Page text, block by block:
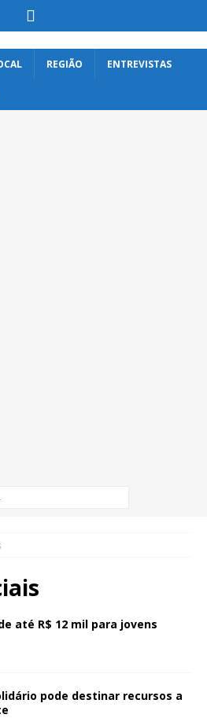
REGIÃO ENTREVISTAS
até R$ 12 mil para jovens
pode destinar recursos a